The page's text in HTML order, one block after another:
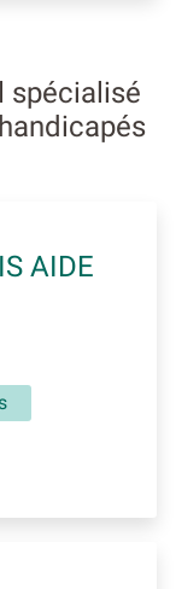
spécialisé
AIDE